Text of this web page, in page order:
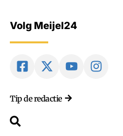
Volg Meijel24
Tip de redactie